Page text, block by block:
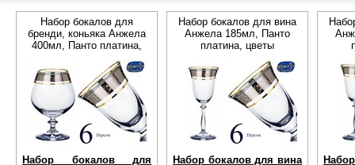
Набор бокалов для
бренди, коньяка Анжела
400мл, Панто платина,
Набор бокалов для
Набор бокалов для вина
Анжела 185мл, Панто
платина, цветы
Набор бокалов для вина